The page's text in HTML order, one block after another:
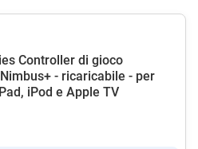
Controller di gioco
- ricaricabile - per
iPod e Apple TV